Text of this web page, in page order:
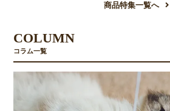
商品特集一覧へ
COLUMN
コラム一覧